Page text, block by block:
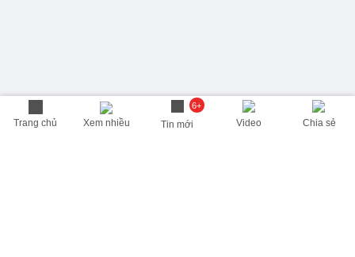
Trang chủ Xem nhiều
6+
Tin mới Video Chia sẻ